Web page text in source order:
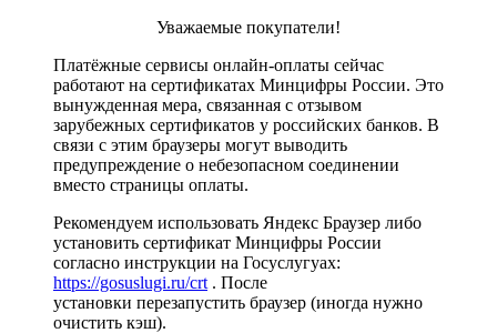
Уважаемые покупатели!
Платёжные сервисы онлайн-оплаты сейчас
работают на сертификатах Минцифры России. Это
вынужденная мера, связанная с отзывом
зарубежных сертификатов у российских банков. В
связи с этим браузеры могут выводить
предупреждение о небезопасном соединении
вместо страницы оплаты.
Рекомендуем использовать Яндекс Браузер либо
установить сертификат Минцифры России
согласно инструкции на Госуслугуах:
https://gosuslugi.ru/crt . После
установки перезапустить браузер (иногда нужно
очистить кэш).